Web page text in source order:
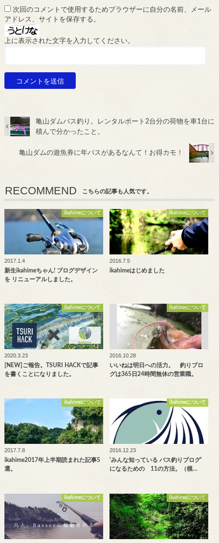
次回のコメントで使用するためブラウザーに自分の名前、メール
アドレス、サイトを保存する。
上に表示された文字を入力してください。
亀山ダムバス釣り。レンタルボート2台分の荷物を車1台に
積んで分かったこと。
亀山ダムの遊魚券に年パスがあるなんて！お得カモ！
RECOMMEND こちらの記事も人気です。
ikahimeについて
2017.1.4
新生ikahimeちゃん! ブログデザイン
を リニューアルしました。
ikahimeについて
2016.7.5
ikahimeはじめました
ikahimeについて
2020.3.23
[NEW]ご報告。TSURI HACKで記事
を書くことになりました。
ikahimeについて
2016.10.28
いいねは明日への活力。 釣りブロ
グは365日24時間無休の営業職。
ikahimeについて
2017.7.8
ikahime2017年上半期読まれた記事5
選。
ikahimeについて
2016.12.23
'みんな知っている バス釣りブログ'
になるための 11の方法。（模…
ikahimeについて ikahimeについて